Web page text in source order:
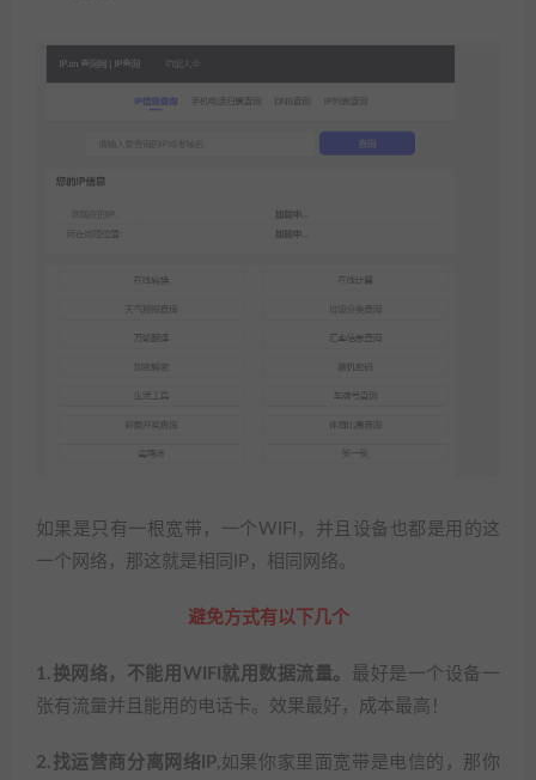
如果是只有一根宽带，一个WIFI，并且设备也都是用的这
一个网络，那这就是相同IP，相同网络。
避免方式有以下几个
1.换网络，不能用WIFI就用数据流量。 最好是一个设备一
张有流量并且能用的电话卡。效果最好，成本最高！
2.找运营商分离网络IP,如果你家里面宽带是电信的，那你